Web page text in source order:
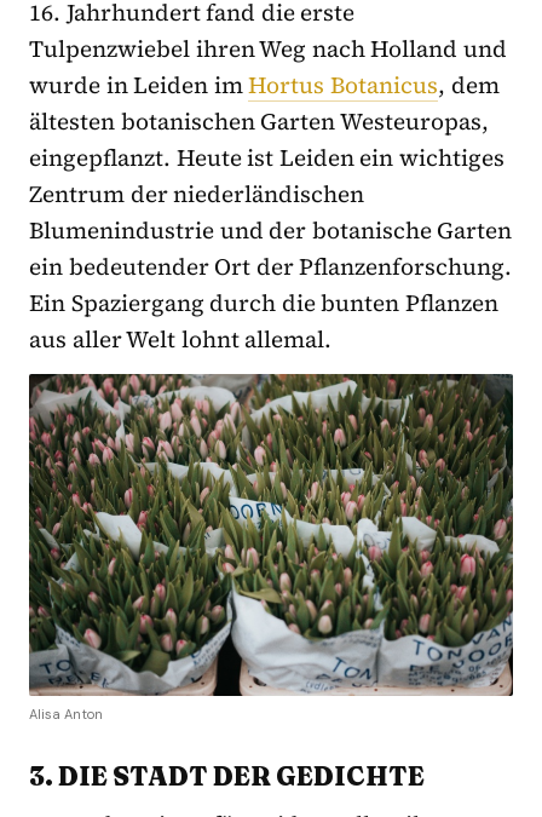
16. Jahrhundert fand die erste
Tulpenzwiebel ihren Weg nach Holland und
wurde in Leiden imHortus Botanicus, dem
ältesten botanischen Garten Westeuropas,
eingepflanzt. Heute ist Leiden ein wichtiges
Zentrum der niederländischen
Blumenindustrie und der botanische Garten
ein bedeutender Ort der Pflanzenforschung.
Ein Spaziergang durch die bunten Pflanzen
aus aller Welt lohnt allemal.
Alisa Anton
3. DIE STADT DER GEDICHTE